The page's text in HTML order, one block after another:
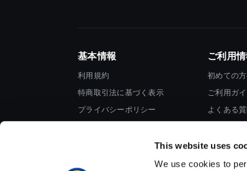
This website uses
We use cookies to
基本情報
利用規約
特商取引法に基づく表示
プライバシーポリシー
ご利用情
初めての
ご利用ガ
よくある